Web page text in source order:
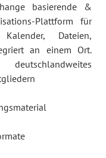
basierende &
Plattform für
Dateien,
an einem Ort.